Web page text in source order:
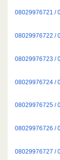
08029976721 /
08029976722 /
08029976723 /
08029976724 /
08029976725 /
08029976726 /
08029976727 /